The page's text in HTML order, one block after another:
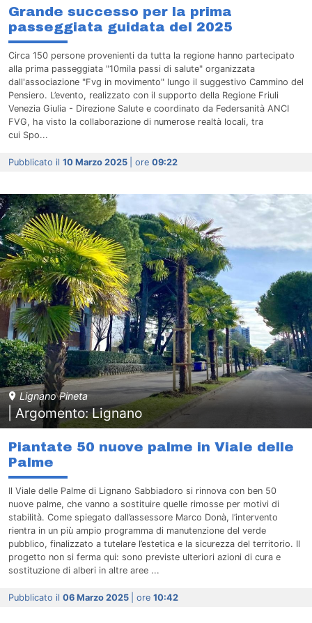
Grande successo per la prima
passeggiata guidata del 2025
Circa 150 persone provenienti da tutta la regione hanno partecipato
alla prima passeggiata "10mila passi di salute" organizzata
dall'associazione "Fvg in movimento" lungo il suggestivo Cammino del
Pensiero. L’evento, realizzato con il supporto della Regione Friuli
Venezia Giulia - Direzione Salute e coordinato da Federsanità ANCI
FVG, ha visto la collaborazione di numerose realtà locali, tra
cui Spo...
Pubblicato il 10 Marzo 2025 | ore 09:22
Lignano Pineta
| Argomento: Lignano
Piantate 50 nuove palme in Viale delle
Palme
Il Viale delle Palme di Lignano Sabbiadoro si rinnova con ben 50
nuove palme, che vanno a sostituire quelle rimosse per motivi di
stabilità. Come spiegato dall’assessore Marco Donà, l’intervento
rientra in un più ampio programma di manutenzione del verde
pubblico, finalizzato a tutelare l’estetica e la sicurezza del territorio. Il
progetto non si ferma qui: sono previste ulteriori azioni di cura e
sostituzione di alberi in altre aree ...
Pubblicato il 06 Marzo 2025 | ore 10:42